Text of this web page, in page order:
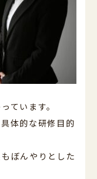
ています。
体的な研修目的
ぼんやりとした